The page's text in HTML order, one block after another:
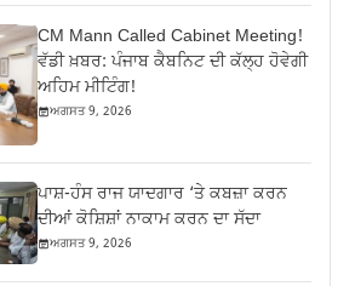
CM Mann Called Cabinet Meeting!
ਵੱਡੀ ਖ਼ਬਰ: ਪੰਜਾਬ ਕੈਬਨਿਟ ਦੀ ਕੱਲ੍ਹ ਹੋਵੇਗੀ
ਅਹਿਮ ਮੀਟਿੰਗ!
ਅਗਸਤ 9, 2026
ਪਾਸ਼-ਹੰਸ ਰਾਜ ਯਾਦਗਾਰ ‘ਤੇ ਕਬਜ਼ਾ ਕਰਨ
ਦੀਆਂ ਕੋਸ਼ਿਸ਼ਾਂ ਨਾਕਾਮ ਕਰਨ ਦਾ ਸੱਦਾ
ਅਗਸਤ 9, 2026